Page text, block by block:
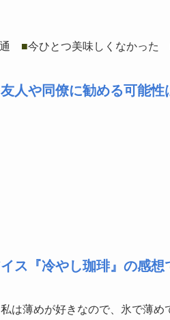
■今ひとつ美味しくなかった
人や同僚に勧める可能性
ス『冷やし珈琲』の感想
は薄めが好きなので、氷で薄め